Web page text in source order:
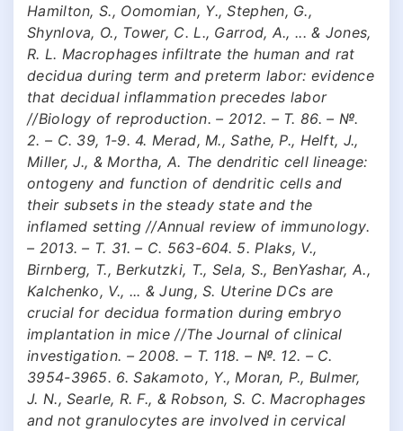
Hamilton, S., Oomomian, Y., Stephen, G.,
Shynlova, O., Tower, C. L., Garrod, A., ... & Jones,
R. L. Macrophages infiltrate the human and rat
decidua during term and preterm labor: evidence
that decidual inflammation precedes labor
//Biology of reproduction. – 2012. – Т. 86. – №.
2. – С. 39, 1-9. 4. Merad, M., Sathe, P., Helft, J.,
Miller, J., & Mortha, A. The dendritic cell lineage:
ontogeny and function of dendritic cells and
their subsets in the steady state and the
inflamed setting //Annual review of immunology.
– 2013. – Т. 31. – С. 563-604. 5. Plaks, V.,
Birnberg, T., Berkutzki, T., Sela, S., BenYashar, A.,
Kalchenko, V., ... & Jung, S. Uterine DCs are
crucial for decidua formation during embryo
implantation in mice //The Journal of clinical
investigation. – 2008. – Т. 118. – №. 12. – С.
3954-3965. 6. Sakamoto, Y., Moran, P., Bulmer,
J. N., Searle, R. F., & Robson, S. C. Macrophages
and not granulocytes are involved in cervical